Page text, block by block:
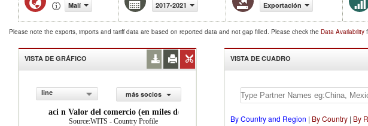
Malí
2017-2021
Exportación
Please note the exports, imports and tariff data are based on reported data and not gap filled. Please check the Data Availability
VISTA DE GRÁFICO
line
más socios
exportaci n Valor del comercio (en miles de US$)
Source:WITS - Country Profile
VISTA DE CUADRO
By Country and Region | By Country| By